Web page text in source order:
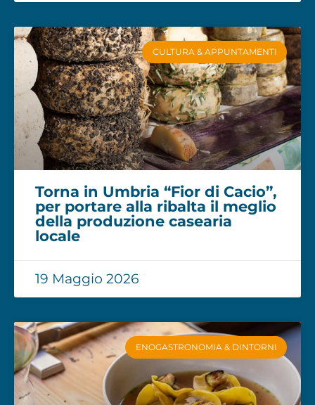
CULTURA & APPUNTAMENTI
Torna in Umbria “Fior di Cacio”,
per portare alla ribalta il meglio
della produzione casearia
locale
19 Maggio 2026
ENOGASTRONOMIA & DINTORNI